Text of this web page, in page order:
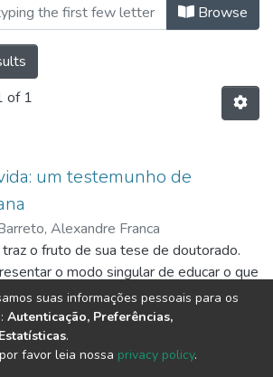
I Capítulos de
Browse
of 1
um testemunho de
Alexandre Franca
o fruto de sua tese de doutorado.
o modo singular de educar o que
mais de uma década e que intitula
A obra está ancorada no
e loweniano e é através de um
que busca construir os
suas informações pessoais para os
Autenticação, Preferências,
.
favor leia nossa privacy policy.